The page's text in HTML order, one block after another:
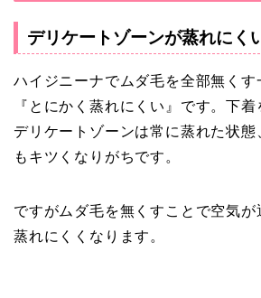
デリケートゾーンが蒸れにく
ハイジニーナでムダ毛を全部無くす
『とにかく蒸れにくい』です。下
デリケートゾーンは常に蒸れた状態
もキツくなりがちです。
ですがムダ毛を無くすことで空気が
蒸れにくくなります。